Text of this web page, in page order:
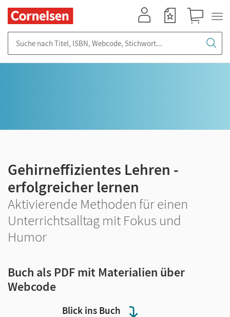
Blick ins Buch
Gehirneffizientes Lehren -
erfolgreicher lernen
Aktivierende Methoden für einen
Unterrichtsalltag mit Fokus und
Humor
Buch als PDF mit Materialien über
Webcode